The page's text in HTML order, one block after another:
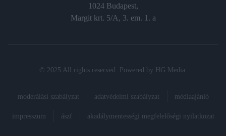
1024 Budapest,
Margit krt. 5/A, 3. em. 1. a
© 2025 All rights reserved. Powered by HG Media
moderálási szabályzat adatvédelmi szabályzat médiaajánló
impresszum ászf akadálymentességi megfelelőségi nyilatkozat